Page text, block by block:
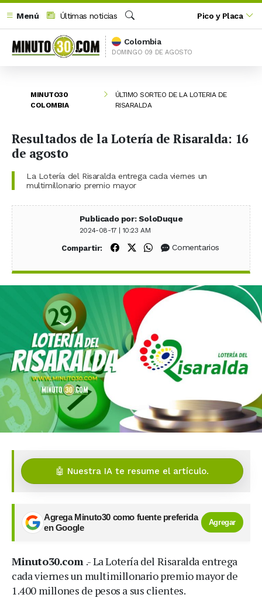
Menú
Últimas noticias
Buscar
Pico y Placa
Colombia
DOMINGO 09 DE AGOSTO
MINUTO30
COLOMBIA
ÚLTIMO SORTEO DE LA LOTERIA DE
RISARALDA
Resultados de la Lotería de Risaralda: 16
de agosto
La Lotería del Risaralda entrega cada viernes un
multimillonario premio mayor
Publicado por: SoloDuque
2024-08-17 | 10:23 AM
Compartir: Compartir en Facebook
Compartir en X (Twitter)
Compartir en WhatsApp
Comentarios
🤖 Nuestra IA te resume el artículo.
Agrega Minuto30 como fuente preferida
en Google
Agregar
Minuto30.com .- La Lotería del Risaralda entrega
cada viernes un multimillonario premio mayor de
1.400 millones de pesos a sus clientes.